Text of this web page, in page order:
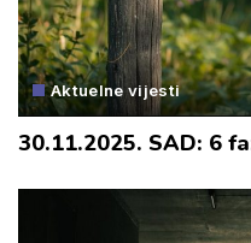
Aktuelne vijesti
30.11.2025. SAD: 6